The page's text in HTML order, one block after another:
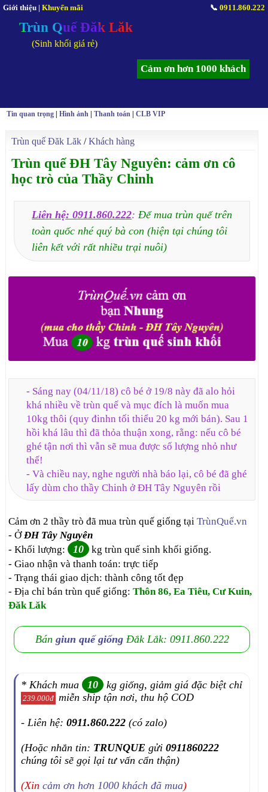
Giới thiệu | Khuyến mãi 📞 0911.860.222
Trùn Quế Đăk Lăk
(Sinh khối giá rẻ)
Cảm ơn hơn 1000 khách
Tin quan trọng |Hình ảnh |Thanh toán |CLB VIP
Trùn quế Đăk Lăk /Khách hàng
Trùn quế ĐH Tây Nguyên: cảm ơn cô
học trò của Thầy Chinh
Liên hệ: 0911.860.222:Để mua trùn quế trên
toàn quốc nhé quý bà con (hiện tại chúng tôi
liên kết với rất nhiều trại nuôi)
- Sáng nay (04/11/18) cô bé ở 19/8 này đã alo hỏi
khá nhiều về trùn quế và mục đích là muốn mua
10kg thôi (quy đinhn tối thiểu 20 kg mới bán). Sau 1
hồi khá lâu thì đã thỏa thuận xong, rằng: nếu cô bé
ghé tận nơi thì vẫn sẽ mua được số lượng nhỏ như
thế!
- Và chiều nay, nghe người nhà báo lại, cô bé đã ghé
lấy dùm cho thầy Chinh ở ĐH Tây Nguyên rồi
Cảm ơn 2 thầy trò đã mua trùn quế giống tạiTrùnQuế.vn
- ỞĐH Tây Nguyên
- Khối lượng: 10
kg trùn quế sinh khối giống.
- Giao nhận và thanh toán: trực tiếp
- Trạng thái giao dịch: thành công tốt đẹp
- Địa chỉ bán trùn quế giống:Thôn 86, Ea Tiêu, Cư Kuin,
Đăk Lăk
Bán giun quế giốngĐắk Lắk: 0911.860.222
* Khách mua 10 kg giống, giảm giá đặc biệt chỉ
239.000đ miễn ship tận nơi, thu hộ COD
- Liên hệ:0911.860.222 (có zalo)
(Hoặc nhắn tin: TRUNQUE gửi0911860222
chúng tôi sẽ gọi lại tư vấn cẩn thận)
(Xincảm ơn hơn 1000 khách đã mua)